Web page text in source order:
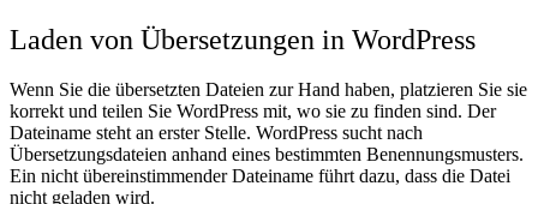
Laden von Übersetzungen in WordPress
Wenn Sie die übersetzten Dateien zur Hand haben, platzieren Sie sie
korrekt und teilen Sie WordPress mit, wo sie zu finden sind. Der
Dateiname steht an erster Stelle. WordPress sucht nach
Übersetzungsdateien anhand eines bestimmten Benennungsmusters.
Ein nicht übereinstimmender Dateiname führt dazu, dass die Datei
nicht geladen wird.